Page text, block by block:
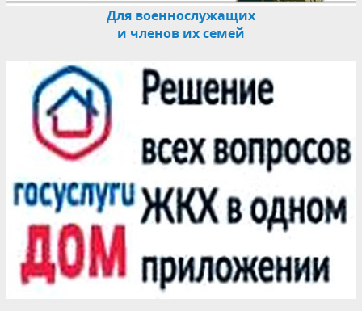
Для военнослужащих
и членов их семей